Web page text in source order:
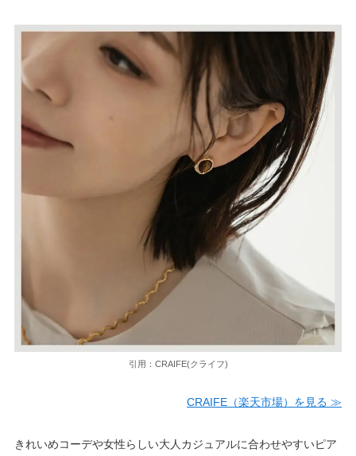
引用：CRAIFE(クライフ)
CRAIFE（楽天市場）を見る ≫
きれいめコーデや女性らしい大人カジュアルに合わせやすいピア